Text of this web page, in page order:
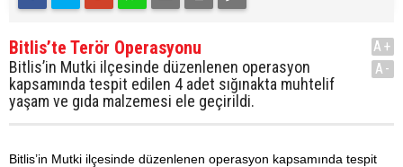
Bitlis’te Terör Operasyonu
Bitlis’in Mutki ilçesinde düzenlenen operasyon
kapsamında tespit edilen 4 adet sığınakta muhtelif
yaşam ve gıda malzemesi ele geçirildi.
A+
A-
Bitlis’in Mutki ilçesinde düzenlenen operasyon kapsamında tespit